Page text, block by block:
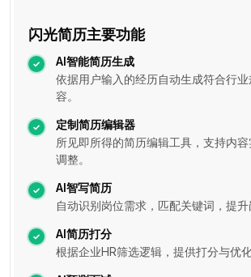
闪光简历主要功能
AI智能简历生成
依据用户输入的经历自动生成符合行
容。
定制简历编辑器
所见即所得的简历编辑工具，支持内
调整。
AI智写简历
自动识别岗位需求，匹配关键词，提升
AI简历打分
根据企业HR筛选逻辑，提供打分与优化